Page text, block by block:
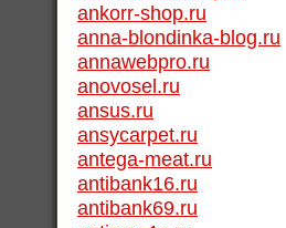
ankorr-shop.ru
anna-blondinka-blog.ru
annawebpro.ru
anovosel.ru
ansus.ru
ansycarpet.ru
antega-meat.ru
antibank16.ru
antibank69.ru